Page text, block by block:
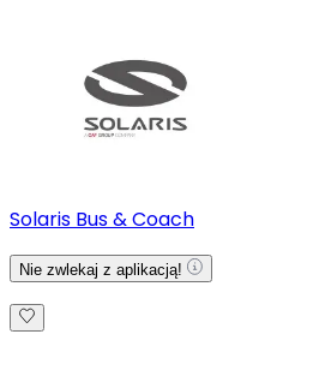
Solaris Bus & Coach
Nie zwlekaj z aplikacją!